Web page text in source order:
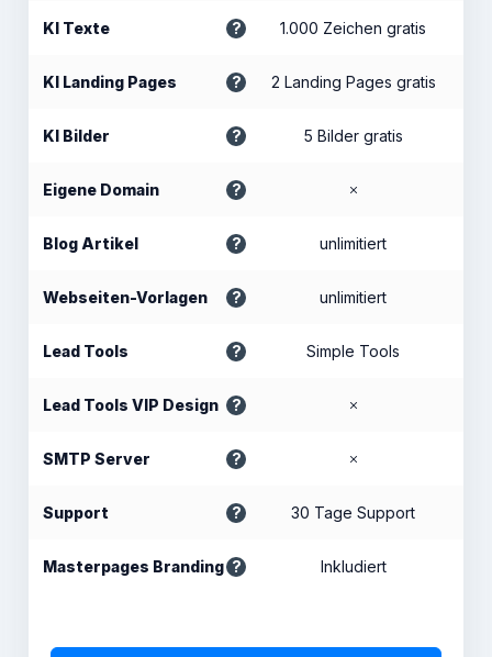
KI Texte 1.000 Zeichen gratis
KI Landing Pages 2 Landing Pages gratis
KI Bilder 5 Bilder gratis
Eigene Domain
Blog Artikel unlimitiert
Webseiten-Vorlagen unlimitiert
Lead Tools Simple Tools
Lead Tools VIP Design
SMTP Server
Support 30 Tage Support
Masterpages Branding Inkludiert